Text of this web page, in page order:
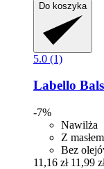
Do koszyka
5.0 (1)
Labello
-7%
Nawilża
Z
Bez
11,16 zł 11,99